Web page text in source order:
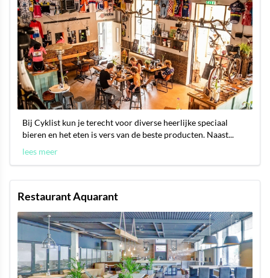
Bij Cyklist kun je terecht voor diverse heerlijke speciaal
bieren en het eten is vers van de beste producten. Naast...
lees meer
Restaurant Aquarant